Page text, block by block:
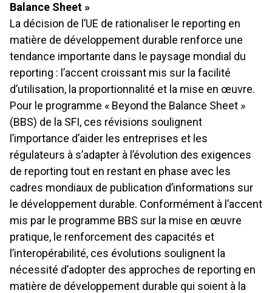
Balance Sheet »
La décision de l’UE de rationaliser le reporting en
matière de développement durable renforce une
tendance importante dans le paysage mondial du
reporting : l’accent croissant mis sur la facilité
d’utilisation, la proportionnalité et la mise en œuvre.
Pour le programme « Beyond the Balance Sheet »
(BBS) de la SFI, ces révisions soulignent
l’importance d’aider les entreprises et les
régulateurs à s’adapter à l’évolution des exigences
de reporting tout en restant en phase avec les
cadres mondiaux de publication d’informations sur
le développement durable. Conformément à l’accent
mis par le programme BBS sur la mise en œuvre
pratique, le renforcement des capacités et
l’interopérabilité, ces évolutions soulignent la
nécessité d’adopter des approches de reporting en
matière de développement durable qui soient à la